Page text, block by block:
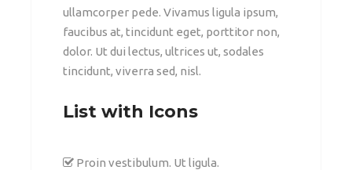
ullamcorper pede. Vivamus ligula ipsum,
faucibus at, tincidunt eget, porttitor non,
dolor. Ut dui lectus, ultrices ut, sodales
tincidunt, viverra sed, nisl.
List with Icons
Proin vestibulum. Ut ligula.